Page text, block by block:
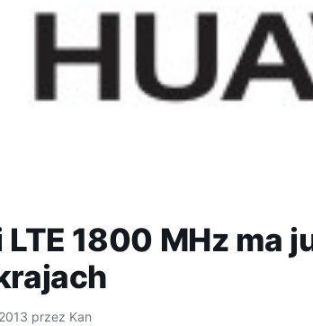
LTE 1800 MHz ma
przez Kan